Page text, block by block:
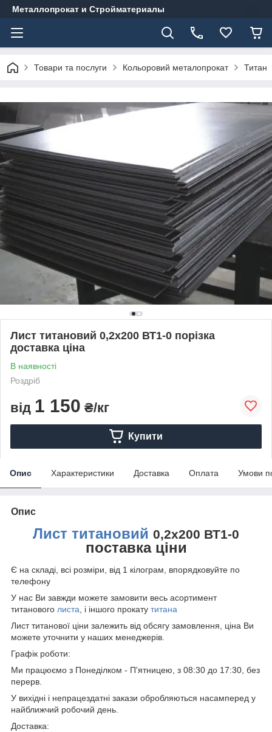
Металлопрокат и Стройматериалы
Товари та послуги Кольоровий металопрокат Титан
Лист титановий 0,2х200 ВТ1-0 порізка
доставка ціна
В наявності
Роздріб
від 1 150 ₴/кг
Купити
Опис Характеристики Доставка Оплата Умови
Опис
Лист титановий 0,2х200 ВТ1-0
поставка ціни
Є на складі, всі розміри, від 1 кілограм, впорядковуйте по
телефону
У нас Ви завжди можете замовити весь асортимент
титанового листа, і іншого прокату титана
Лист титанової ціни залежить від обсягу замовлення, ціна Ви
можете уточнити у наших менеджерів.
Графік роботи:
Ми працюємо з Понеділком - П'ятницею, з 08:30 до 17:30, без
перерв.
У вихідні і непрацездатні закази обробляються насамперед у
найближчий робочий день.
Доставка: